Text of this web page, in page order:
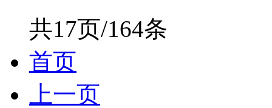
共17页/164条
首页
上一页